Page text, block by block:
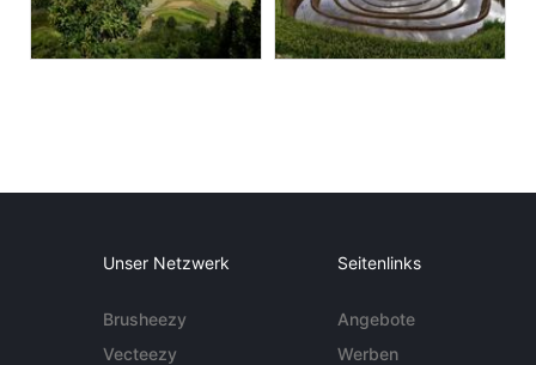
Unser Netzwerk
Brusheezy
Vecteezy
Seitenlinks
Angebote
Werben